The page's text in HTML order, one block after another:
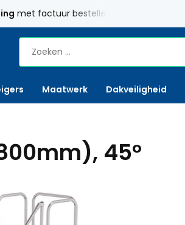
Maatwerkmogelijk
Maatwerk Dakveiligheid
45°